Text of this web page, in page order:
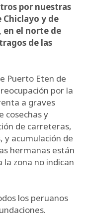
por nuestras
Chiclayo y de
en el norte de
de las
Puerto Eten de
por la
a graves
cosechas y
de carreteras,
acumulación de
hermanas están
la zona no indican
los peruanos